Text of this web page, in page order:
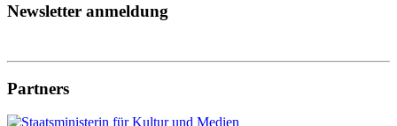
Newsletter anmeldung
Partners